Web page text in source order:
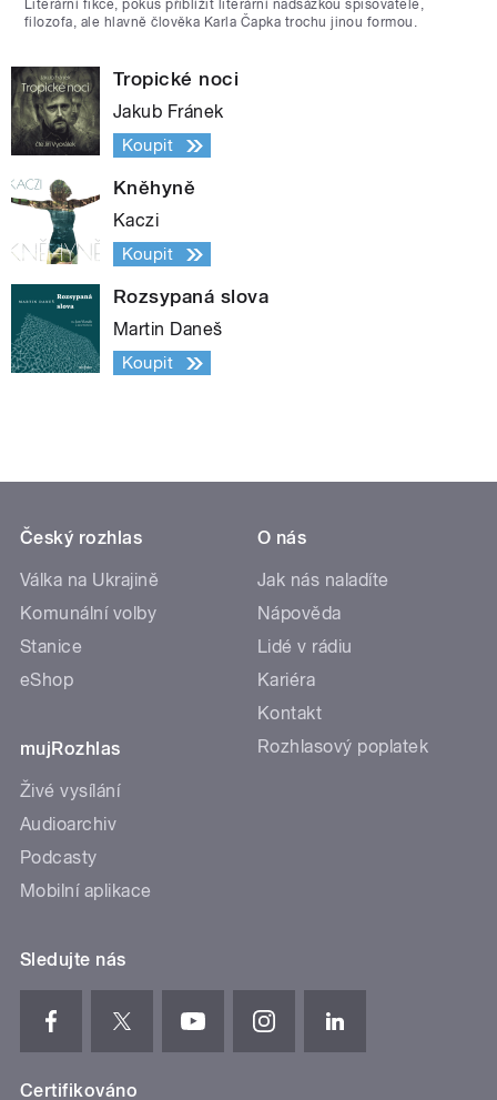
Literární fikce, pokus přiblížit literární nadsázkou spisovatele,
filozofa, ale hlavně člověka Karla Čapka trochu jinou formou.
Tropické noci
Jakub Fránek
Koupit
Kněhyně
Kaczi
Koupit
Rozsypaná slova
Martin Daneš
Koupit
Český rozhlas
Válka na Ukrajině
Komunální volby
Stanice
eShop
mujRozhlas
Živé vysílání
Audioarchiv
Podcasty
Mobilní aplikace
O nás
Jak nás naladíte
Nápověda
Lidé v rádiu
Kariéra
Kontakt
Rozhlasový poplatek
Sledujte nás
Certifikováno